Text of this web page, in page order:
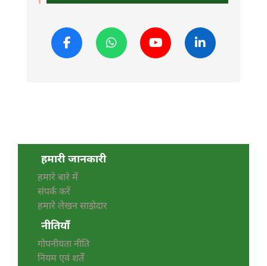
हमारी जानकारी
हमारे बारे में
संपर्क करें
हमारे लेखन साझेदार
नीतियाँ
गोपनीयता नीति
नियम एवं शर्तें